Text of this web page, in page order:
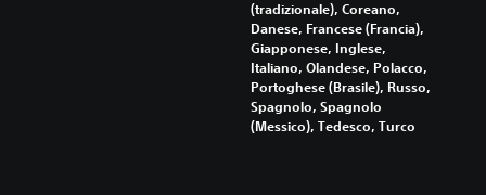
(tradizionale), Coreano,
Danese, Francese (Francia),
Giapponese, Inglese,
Italiano, Olandese, Polacco,
Portoghese (Brasile), Russo,
Spagnolo, Spagnolo
(Messico), Tedesco, Turco